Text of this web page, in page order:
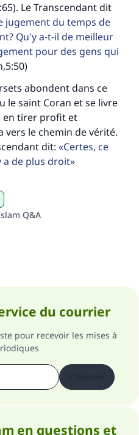
Le Transcendant dit
jugement du temps de
Qu'y a-t-il de meilleur
pour des gens qui
abondent dans ce
le saint Coran et se livre
en tirer profit et
vers le chemin de vérité.
dit:
Certes, ce
a de plus droit
Q&A
du courrier
pour recevoir les mises à
en questions et